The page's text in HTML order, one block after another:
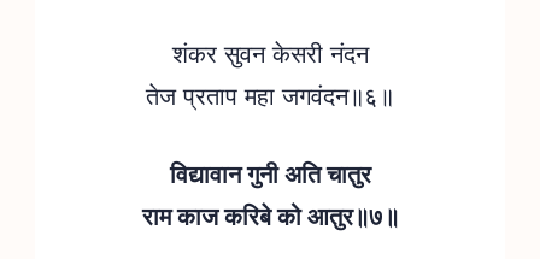
शंकर सुवन केसरी नंदन
तेज प्रताप महा जगवंदन॥६॥
विद्यावान गुनी अति चातुर
राम काज करिबे को आतुर॥७॥